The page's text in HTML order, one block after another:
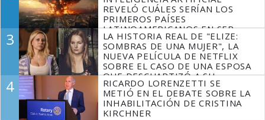
REVELÓ CUÁLES SERÍAN LOS
PRIMEROS PAÍSES
LATINOAMERICANOS EN SER
DERROTADOS
3
LA HISTORIA REAL DE "ELIZE:
SOMBRAS DE UNA MUJER", LA
NUEVA PELÍCULA DE NETFLIX
SOBRE EL CASO DE UNA ESPOSA
QUE DESCUARTIZÓ A SU
MARIDO
4
RICARDO LORENZETTI SE
METIÓ EN EL DEBATE SOBRE LA
INHABILITACIÓN DE CRISTINA
KIRCHNER